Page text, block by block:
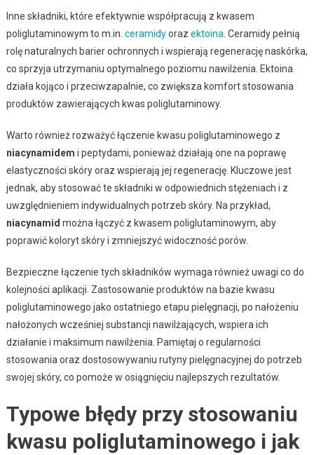
Inne składniki, które efektywnie współpracują z kwasem
poliglutaminowym to m.in. ceramidyoraz ektoina . Ceramidy pełnią
rolę naturalnych barier ochronnych i wspierają regenerację naskórka,
co sprzyja utrzymaniu optymalnego poziomu nawilżenia. Ektoina
działa kojąco i przeciwzapalnie, co zwiększa komfort stosowania
produktów zawierających kwas poliglutaminowy.
Warto również rozważyć łączenie kwasu poliglutaminowego z
niacynamidem i peptydami, ponieważ działają one na poprawę
elastyczności skóry oraz wspierają jej regenerację. Kluczowe jest
jednak, aby stosować te składniki w odpowiednich stężeniach i z
uwzględnieniem indywidualnych potrzeb skóry. Na przykład,
niacynamid można łączyć z kwasem poliglutaminowym, aby
poprawić koloryt skóry i zmniejszyć widoczność porów.
Bezpieczne łączenie tych składników wymaga również uwagi co do
kolejności aplikacji. Zastosowanie produktów na bazie kwasu
poliglutaminowego jako ostatniego etapu pielęgnacji, po nałożeniu
nałożonych wcześniej substancji nawilżających, wspiera ich
działanie i maksimum nawilżenia. Pamiętaj o regularności
stosowania oraz dostosowywaniu rutyny pielęgnacyjnej do potrzeb
swojej skóry, co pomoże w osiągnięciu najlepszych rezultatów.
Typowe błędy przy stosowaniu
kwasu poliglutaminowego i jak